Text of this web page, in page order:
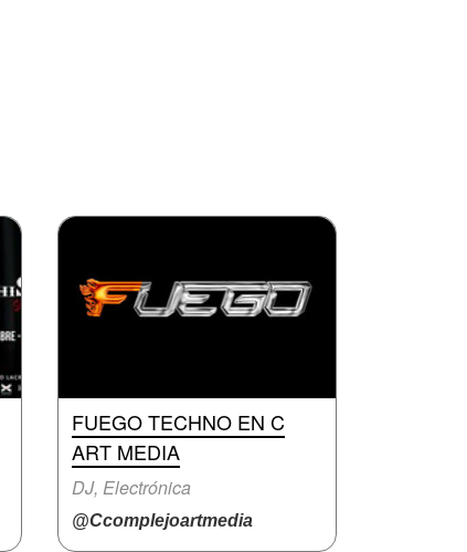
FUEGO TECHNO EN C
ART MEDIA
DJ, Electrónica
@Ccomplejoartmedia